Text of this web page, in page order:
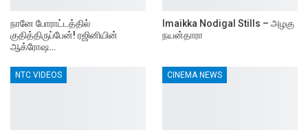
நானே போராட்டத்தில்
குதித்திருப்பேன்! ரஜினியின்
ஆக்ரோஷ…
Imaikka Nodigal Stills – அழகு
நயன்தாரா
NTC VIDEOS CINEMA NEWS